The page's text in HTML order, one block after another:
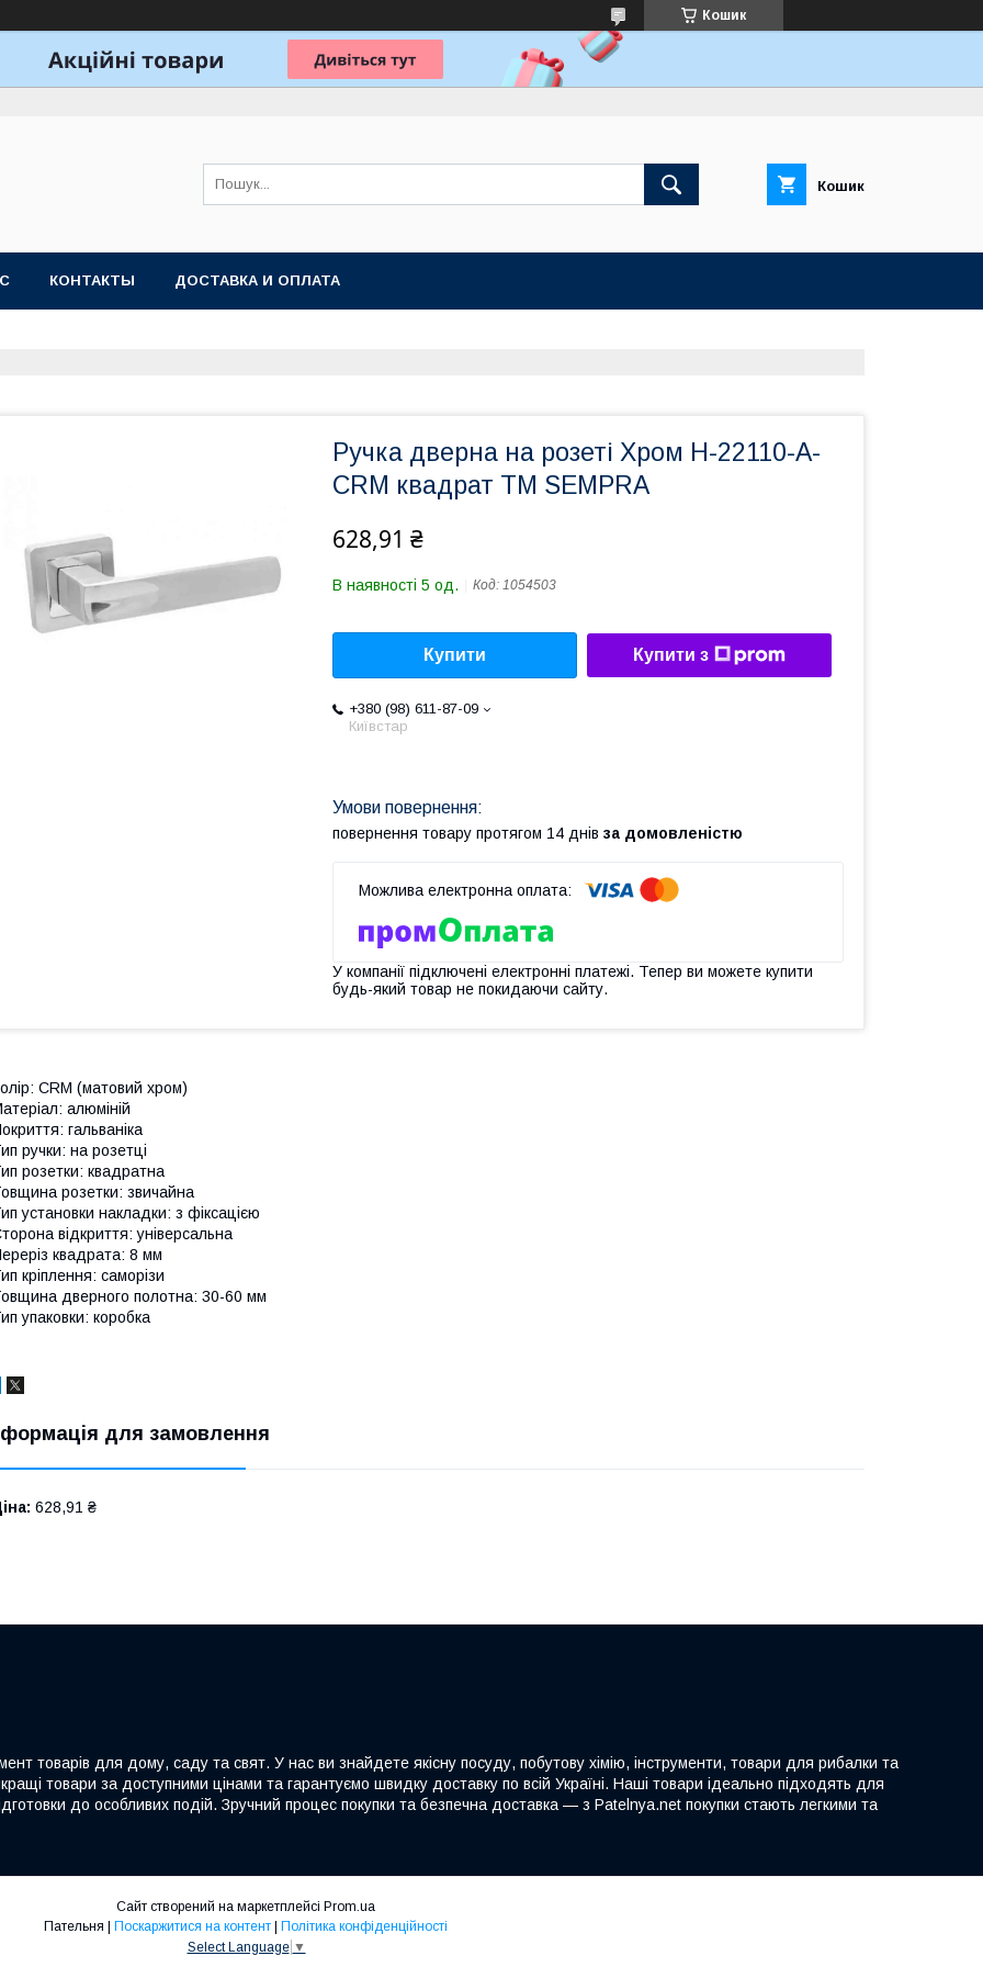
Кошик
Кошик
КОНТАКТЫ ДОСТАВКА И ОПЛАТА
Ручка дверна на розеті Хром H-22110-A-
CRM квадрат ТМ SEMPRA
628,91 ₴
В наявності 5 од. Код: 1054503
Купити Купити з
+380 (98) 611-87-09
Київстар
повернення товару протягом 14 днів за домовленістю
У компанії підключені електронні платежі. Тепер ви можете купити
будь-який товар не покидаючи сайту.
CRM (матовий хром)
алюміній
гальваніка
ручки: на розетці
розетки: квадратна
розетки: звичайна
установки накладки: з фіксацією
відкриття: універсальна
квадрата: 8 мм
кріплення: саморізи
дверного полотна: 30-60 мм
упаковки: коробка
для замовлення
628,91 ₴
товарів для дому, саду та свят. У нас ви знайдете якісну посуду, побутову хімію, інструменти, товари для рибалки та
товари за доступними цінами та гарантуємо швидку доставку по всій Україні. Наші товари ідеально підходять для
до особливих подій. Зручний процес покупки та безпечна доставка — з Patelnya.net покупки стають легкими та
Сайт створений на маркетплейсі Prom.ua
Пательня | Поскаржитися на контент | Політика конфіденційності
Select Language ▼